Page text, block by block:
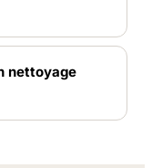
nettoyage